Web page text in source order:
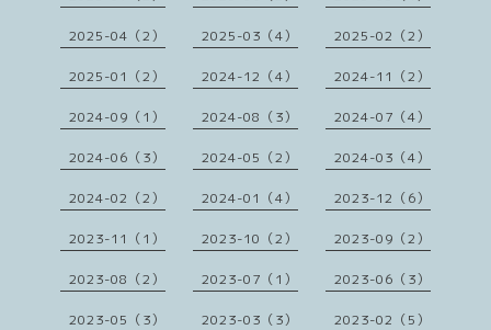
2025-04（2） 2025-03（4） 2025-02（2）
2025-01（2） 2024-12（4） 2024-11（2）
2024-09（1） 2024-08（3） 2024-07（4）
2024-06（3） 2024-05（2） 2024-03（4）
2024-02（2） 2024-01（4） 2023-12（6）
2023-11（1） 2023-10（2） 2023-09（2）
2023-08（2） 2023-07（1） 2023-06（3）
2023-05（3） 2023-03（3） 2023-02（5）